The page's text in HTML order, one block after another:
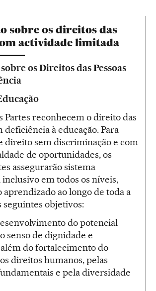
sobre os direitos das
actividade limitada
os Direitos das Pessoas
Partes reconhecem o direito das
deficiência à educação. Para
direito sem discriminação e com
de oportunidades, os
assegurarão sistema
em todos os níveis,
aprendizado ao longo de toda a
seguintes objetivos:
do potencial
senso de dignidade e
do fortalecimento do
direitos humanos, pelas
e pela diversidade